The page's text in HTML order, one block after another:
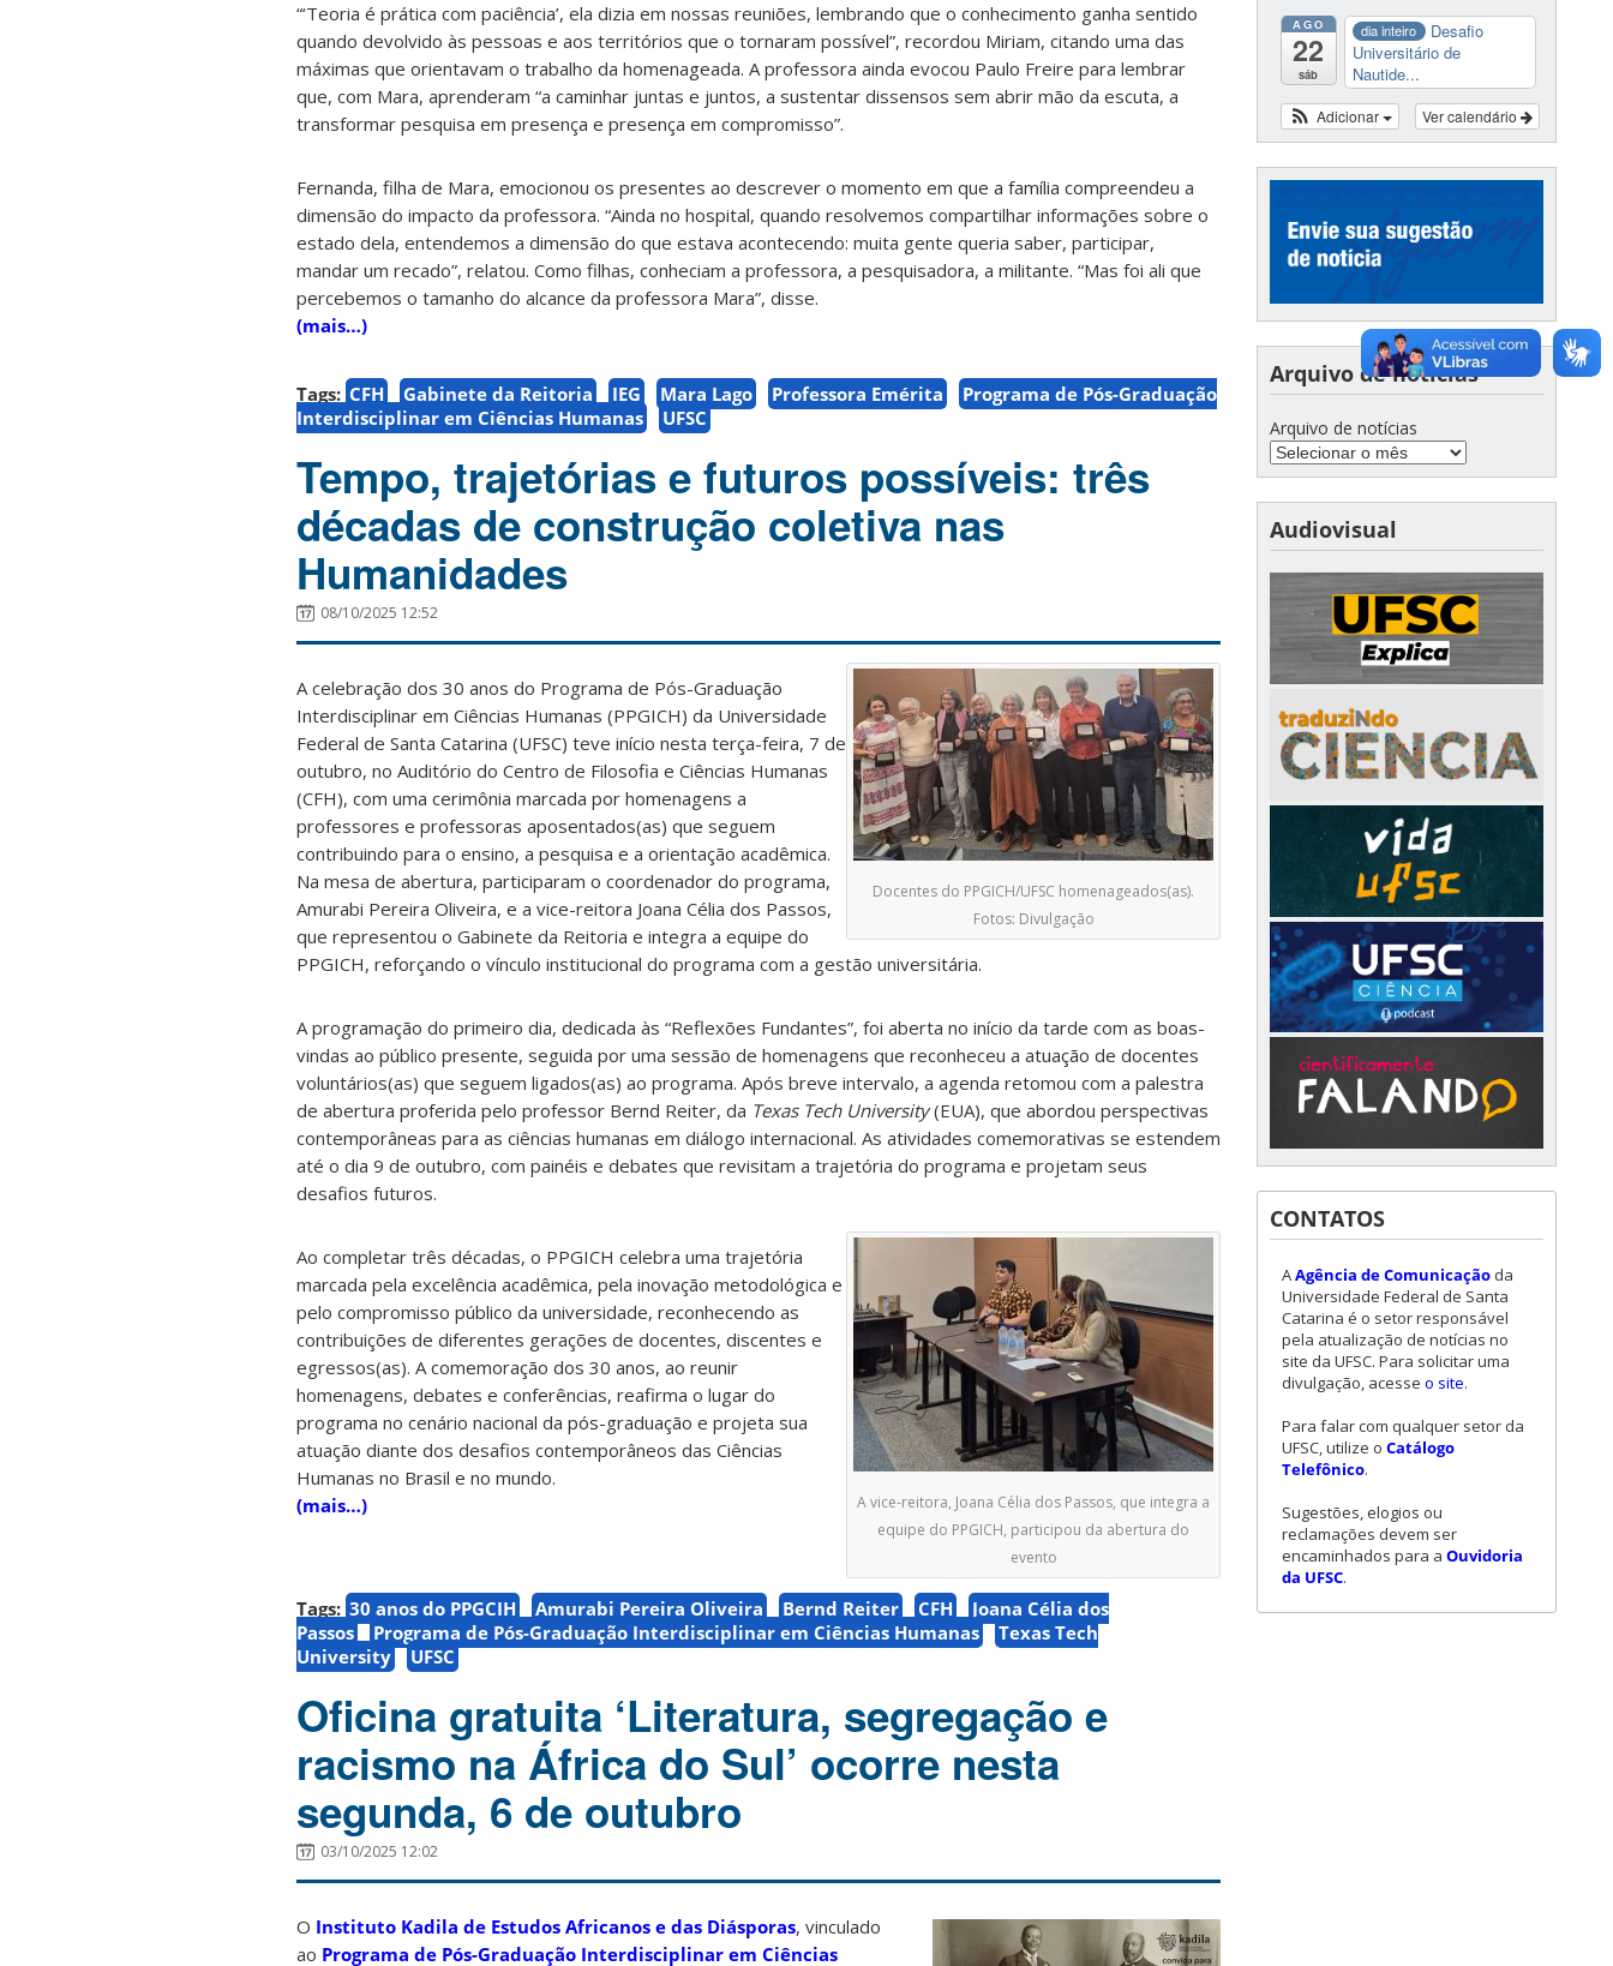
“‘Teoria é prática com paciência’, ela dizia em nossas reuniões, lembrando que o conhecimento ganha sentido
quando devolvido às pessoas e aos territórios que o tornaram possível”, recordou Miriam, citando uma das
máximas que orientavam o trabalho da homenageada. A professora ainda evocou Paulo Freire para lembrar
que, com Mara, aprenderam “a caminhar juntas e juntos, a sustentar dissensos sem abrir mão da escuta, a
transformar pesquisa em presença e presença em compromisso”.
Fernanda, filha de Mara, emocionou os presentes ao descrever o momento em que a família compreendeu a
dimensão do impacto da professora. “Ainda no hospital, quando resolvemos compartilhar informações sobre o
estado dela, entendemos a dimensão do que estava acontecendo: muita gente queria saber, participar,
mandar um recado”, relatou. Como filhas, conheciam a professora, a pesquisadora, a militante. “Mas foi ali que
percebemos o tamanho do alcance da professora Mara”, disse.
(mais…)
Tags: CFH Gabinete da Reitoria IEG Mara Lago Professora Emérita
Programa de Pós-Graduação
Interdisciplinar em Ciências Humanas
UFSC
Tempo, trajetórias e futuros possíveis: três
décadas de construção coletiva nas
Humanidades
08/10/2025 12:52
Docentes do PPGICH/UFSC homenageados(as).
Fotos: Divulgação
A celebração dos 30 anos do Programa de Pós-Graduação
Interdisciplinar em Ciências Humanas (PPGICH) da Universidade
Federal de Santa Catarina (UFSC) teve início nesta terça-feira, 7 de
outubro, no Auditório do Centro de Filosofia e Ciências Humanas
(CFH), com uma cerimônia marcada por homenagens a
professores e professoras aposentados(as) que seguem
contribuindo para o ensino, a pesquisa e a orientação acadêmica.
Na mesa de abertura, participaram o coordenador do programa,
Amurabi Pereira Oliveira, e a vice-reitora Joana Célia dos Passos,
que representou o Gabinete da Reitoria e integra a equipe do
PPGICH, reforçando o vínculo institucional do programa com a gestão universitária.
A programação do primeiro dia, dedicada às “Reflexões Fundantes”, foi aberta no início da tarde com as boas-
vindas ao público presente, seguida por uma sessão de homenagens que reconheceu a atuação de docentes
voluntários(as) que seguem ligados(as) ao programa. Após breve intervalo, a agenda retomou com a palestra
de abertura proferida pelo professor Bernd Reiter, da Texas Tech University(EUA), que abordou perspectivas
contemporâneas para as ciências humanas em diálogo internacional. As atividades comemorativas se estendem
até o dia 9 de outubro, com painéis e debates que revisitam a trajetória do programa e projetam seus
desafios futuros.
A vice-reitora, Joana Célia dos Passos, que integra a
equipe do PPGICH, participou da abertura do
evento
Ao completar três décadas, o PPGICH celebra uma trajetória
marcada pela excelência acadêmica, pela inovação metodológica e
pelo compromisso público da universidade, reconhecendo as
contribuições de diferentes gerações de docentes, discentes e
egressos(as). A comemoração dos 30 anos, ao reunir
homenagens, debates e conferências, reafirma o lugar do
programa no cenário nacional da pós-graduação e projeta sua
atuação diante dos desafios contemporâneos das Ciências
Humanas no Brasil e no mundo.
(mais…)
Tags: 30 anos do PPGCIH Amurabi Pereira Oliveira Bernd Reiter CFH
Joana Célia dos
Passos
Programa de Pós-Graduação Interdisciplinar em Ciências Humanas
Texas Tech
University
UFSC
Oficina gratuita ‘Literatura, segregação e
racismo na África do Sul’ ocorre nesta
segunda, 6 de outubro
03/10/2025 12:02
O Instituto Kadila de Estudos Africanos e das Diásporas, vinculado
ao Programa de Pós-Graduação Interdisciplinar em Ciências
AGO
22
sáb
dia inteiro
Desafio
Universitário de
Nautide...
Ver calendário
Adicionar
Arquivo de notícias
Arquivo de notícias
Audiovisual
CONTATOS
AAgência de Comunicação da
Universidade Federal de Santa
Catarina é o setor responsável
pela atualização de notícias no
site da UFSC. Para solicitar uma
divulgação, acesse o site.
Para falar com qualquer setor da
UFSC, utilize o Catálogo
Telefônico.
Sugestões, elogios ou
reclamações devem ser
encaminhados para a Ouvidoria
da UFSC.